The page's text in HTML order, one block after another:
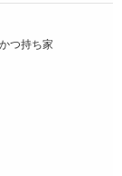
つ持ち家